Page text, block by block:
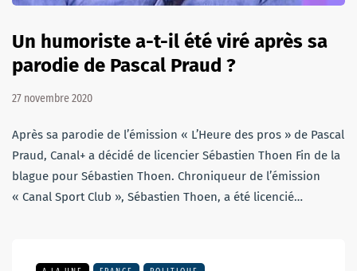
Un humoriste a-t-il été viré après sa
parodie de Pascal Praud ?
27 novembre 2020
Après sa parodie de l’émission « L’Heure des pros » de Pascal
Praud, Canal+ a décidé de licencier Sébastien Thoen Fin de la
blague pour Sébastien Thoen. Chroniqueur de l’émission
« Canal Sport Club », Sébastien Thoen, a été licencié…